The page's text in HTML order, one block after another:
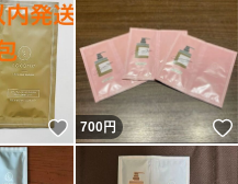
いいね！
700円